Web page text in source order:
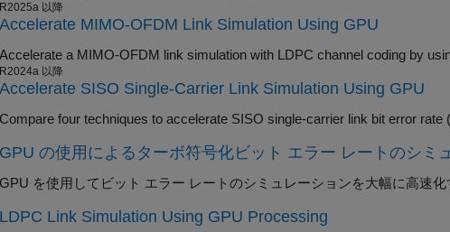
R2025a 以降
Accelerate MIMO-OFDM Link Simulation Using GPU
R2024a 以降
Accelerate SISO Single-Carrier Link Simulation Using GPU
GPU の使用によるターボ符号化ビット エラー レートのシミ
GPU を使用してビット エラー レートのシミュレーションを大幅に高速化
LDPC Link Simulation Using GPU Processing